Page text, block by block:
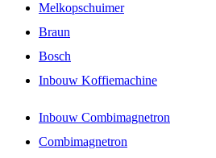
Melkopschuimer
Braun
Bosch
Inbouw Koffiemachine
Inbouw Combimagnetron
Combimagnetron